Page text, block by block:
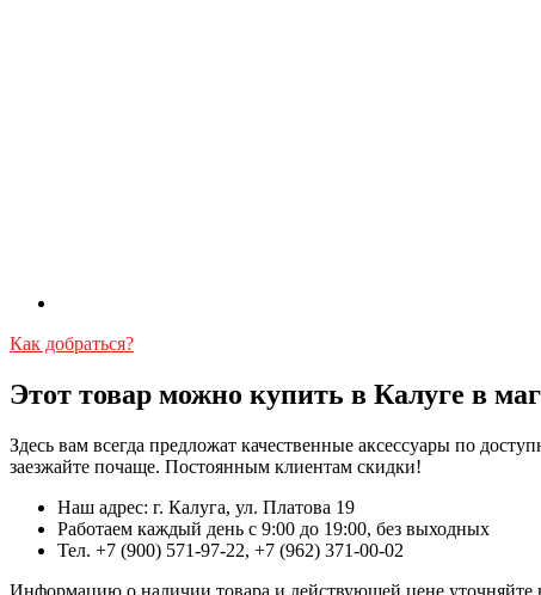
Как добраться?
Этот товар можно купить в Калуге в
Здесь вам всегда предложат качественные аксессуары по
заезжайте почаще. Постоянным клиентам скидки!
Наш адрес: г. Калуга, ул. Платова 19
Работаем каждый день с 9:00 до 19:00, без выходных
Тел. +7 (900) 571-97-22, +7 (962) 371-00-02
Информацию о наличии товара и действующей цене уточняйте